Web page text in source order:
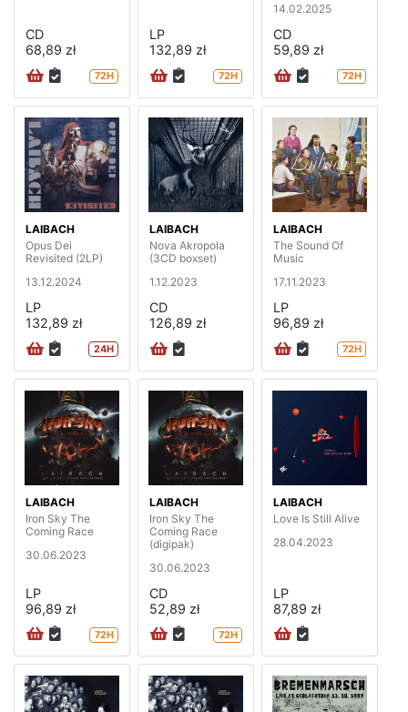
CD
68,89 zł
72H
LP
132,89 zł
72H
14.02.2025
CD
59,89 zł
72H
LAIBACH
Opus Dei
Revisited (2LP)
13.12.2024
LP
132,89 zł
24H
LAIBACH
Nova Akropola
(3CD boxset)
1.12.2023
CD
126,89 zł
LAIBACH
The Sound Of
Music
17.11.2023
LP
96,89 zł
72H
LAIBACH
Iron Sky The
Coming Race
30.06.2023
LP
96,89 zł
72H
LAIBACH
Iron Sky The
Coming Race
(digipak)
30.06.2023
CD
52,89 zł
72H
LAIBACH
Love Is Still Alive
28.04.2023
LP
87,89 zł